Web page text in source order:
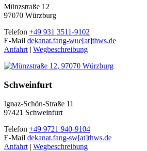
Münzstraße 12
97070 Würzburg
Telefon +49 931 3511-9102
E-Mail dekanat.fang-wue[at]thws.de
Anfahrt | Wegbeschreibung
Schweinfurt
Ignaz-Schön-Straße 11
97421 Schweinfurt
Telefon +49 9721 940-9104
E-Mail dekanat.fang-sw[at]thws.de
Anfahrt | Wegbeschreibung